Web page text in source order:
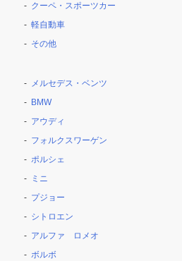
クーペ・スポーツカー
軽自動車
その他
メルセデス・ベンツ
BMW
アウディ
フォルクスワーゲン
ポルシェ
ミニ
プジョー
シトロエン
アルファ ロメオ
ボルボ